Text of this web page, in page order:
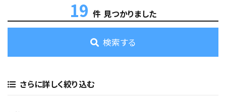
19 件 見つかりました
検索する
さらに詳しく絞り込む